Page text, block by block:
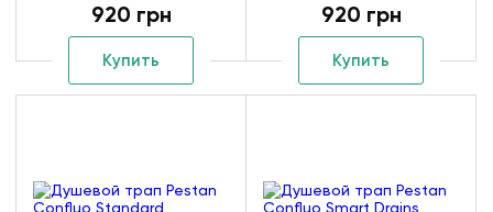
920 грн
Купить
920 грн
Купить